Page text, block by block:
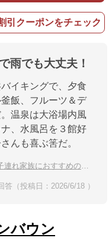
引クーポンをチェック
雨でも大丈夫！
イキングで、夕食
飯、フルーツ＆デ
温泉は大浴場内風
、水風呂を３館好
んも喜ぶ筈だ。
族におすすめの温泉宿
答（投稿日：2026/6/18 ）
バウン